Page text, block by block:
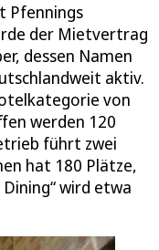
Pfennings
der Mietvertrag
dessen Namen
aktiv.
von
werden 120
führt zwei
hat 180 Plätze,
wird etwa